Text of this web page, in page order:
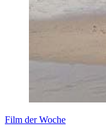
Film der Woche